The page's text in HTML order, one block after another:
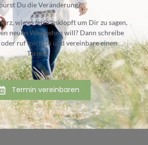
Du die Veränderung?
wie es leise anklopft um Dir zu sagen,
neuen Weg gehen will? Dann schreibe
ruf mich an und vereinbare einen
Termin.
Termin vereinbaren